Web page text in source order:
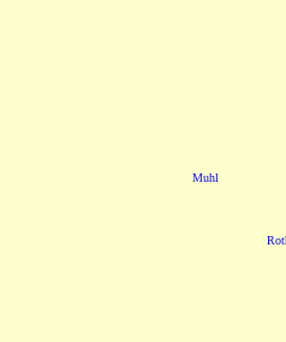
Muhl